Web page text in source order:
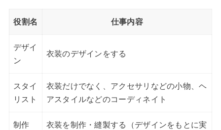
役割名 仕事内容
デザイ
ン
衣装のデザインをする
スタイ
リスト
衣装だけでなく、アクセサリなどの小物、ヘ
アスタイルなどのコーディネイト
制作
衣装を制作・縫製する（デザインをもとに実